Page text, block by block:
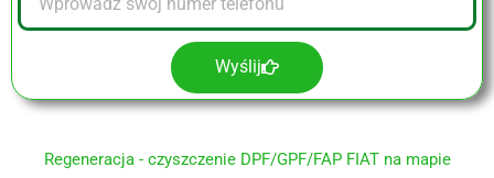
Wyślij
Regeneracja - czyszczenie DPF/GPF/FAP FIAT na mapie